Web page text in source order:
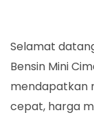
Selamat
Bensin Mini
mendapatkan
cepat, harga